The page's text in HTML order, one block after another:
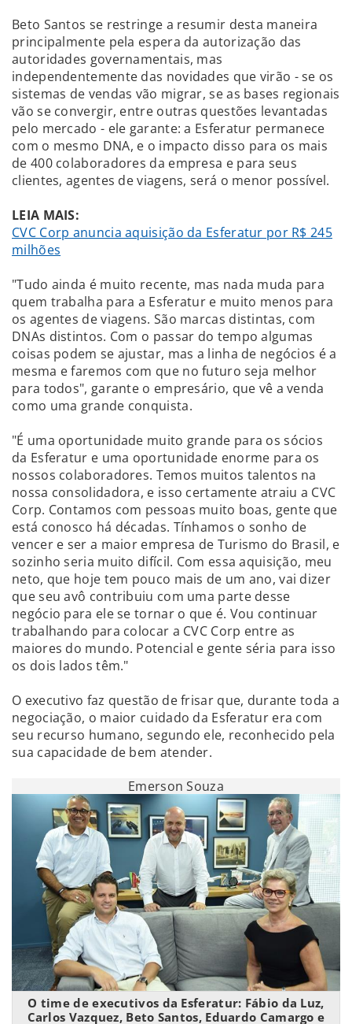
Beto Santos se restringe a resumir desta maneira
principalmente pela espera da autorização das
autoridades governamentais, mas
independentemente das novidades que virão - se os
sistemas de vendas vão migrar, se as bases regionais
vão se convergir, entre outras questões levantadas
pelo mercado - ele garante: a Esferatur permanece
com o mesmo DNA, e o impacto disso para os mais
de 400 colaboradores da empresa e para seus
clientes, agentes de viagens, será o menor possível.
LEIA MAIS:
CVC Corp anuncia aquisição da Esferatur por R$ 245
milhões
"Tudo ainda é muito recente, mas nada muda para
quem trabalha para a Esferatur e muito menos para
os agentes de viagens. São marcas distintas, com
DNAs distintos. Com o passar do tempo algumas
coisas podem se ajustar, mas a linha de negócios é a
mesma e faremos com que no futuro seja melhor
para todos", garante o empresário, que vê a venda
como uma grande conquista.
"É uma oportunidade muito grande para os sócios
da Esferatur e uma oportunidade enorme para os
nossos colaboradores. Temos muitos talentos na
nossa consolidadora, e isso certamente atraiu a CVC
Corp. Contamos com pessoas muito boas, gente que
está conosco há décadas. Tínhamos o sonho de
vencer e ser a maior empresa de Turismo do Brasil, e
sozinho seria muito difícil. Com essa aquisição, meu
neto, que hoje tem pouco mais de um ano, vai dizer
que seu avô contribuiu com uma parte desse
negócio para ele se tornar o que é. Vou continuar
trabalhando para colocar a CVC Corp entre as
maiores do mundo. Potencial e gente séria para isso
os dois lados têm."
O executivo faz questão de frisar que, durante toda a
negociação, o maior cuidado da Esferatur era com
seu recurso humano, segundo ele, reconhecido pela
sua capacidade de bem atender.
Emerson Souza
O time de executivos da Esferatur: Fábio da Luz,
Carlos Vazquez, Beto Santos, Eduardo Camargo e